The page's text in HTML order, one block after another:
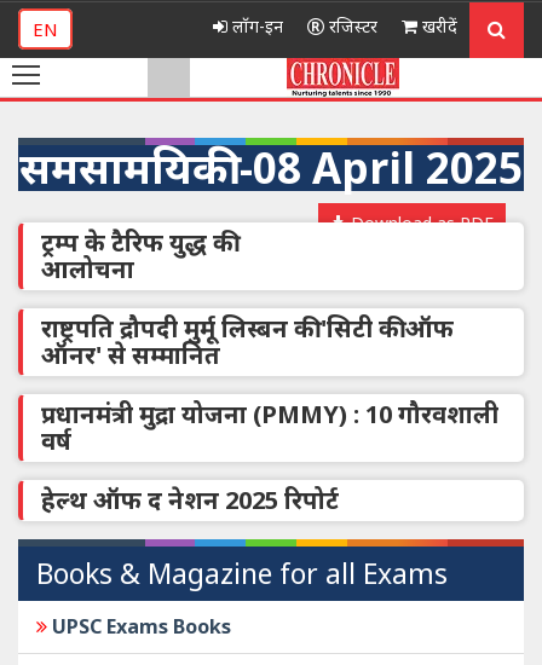
EN लॉग-इन रजिस्टर खरीदें
समसामयिकी -08 April 2025
Download as PDF
ट्रम्प के टैरिफ युद्ध की
आलोचना
​राष्ट्रपति द्रौपदी मुर्मू लिस्बन की 'सिटी की ऑफ
ऑनर' से सम्मानित
प्रधानमंत्री मुद्रा योजना (PMMY) : 10 गौरवशाली
वर्ष
हेल्थ ऑफ द नेशन 2025 रिपोर्ट
Books & Magazine for all Exams
UPSC Exams Books